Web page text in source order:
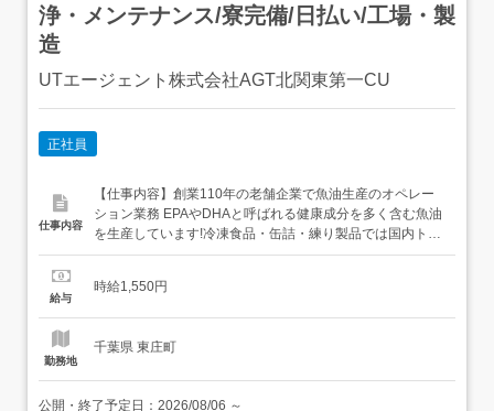
浄・メンテナンス/寮完備/日払い/工場・製
造
UTエージェント株式会社AGT北関東第一CU
正社員
仕事内容
【仕事内容】創業110年の老舗企業で魚油生産のオペレー
ション業務 EPAやDHAと呼ばれる健康成分を多く含む魚油
を生産しています!冷凍食品・缶詰・練り製品では国内トッ
プクラスのシェアを誇ります! 未経験の方歓迎! 丁寧な研修
ョン業務 医薬品原料を混合している機器の洗浄 機械メンテ
給与
時給1,550円
勤務地
千葉県 東庄町
公開・終了予定日： 2026/08/06 ～